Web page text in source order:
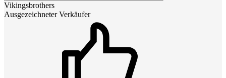
Vikingsbrothers
Ausgezeichneter Verkäufer